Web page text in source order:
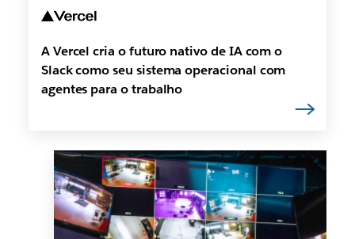
A Vercel cria o futuro nativo de IA com o
Slack como seu sistema operacional com
agentes para o trabalho